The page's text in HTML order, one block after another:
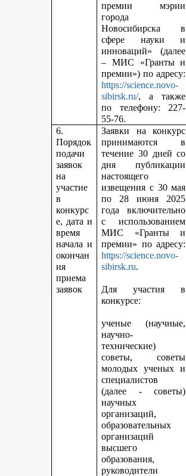
премии мэрии
города
Новосибирска в
сфере науки и
инноваций» (далее
– МИС «Гранты и
премии») по адресу:
https://science.novo-
sibirsk.ru/, а также
по телефону: 227-
55-76.
6.
Порядок
подачи
заявок
на
участие
в
конкурс
е, дата и
время
начала и
окончан
ия
приема
заявок
Заявки на конкурс
принимаются в
течение 30 дней со
дня публикации
настоящего
извещения с 30 мая
по 28 июня 2025
года включительно
с использованием
МИС «Гранты и
премии» по адресу:
https://science.novo-
sibirsk.ru.
Для участия в
конкурсе:
ученые (научные,
научно-
технические)
советы, советы
молодых ученых и
специалистов
(далее - советы)
научных
организаций,
образовательных
организаций
высшего
образования,
руководители